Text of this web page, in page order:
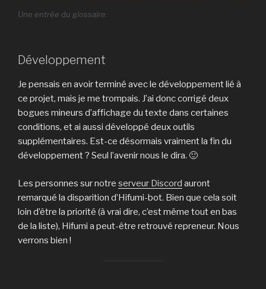
Une entrée du glossaire.
Développement
Je pensais en avoir terminé avec le développement lié à
ce projet, mais je me trompais. J’ai donc corrigé deux
bogues mineurs d’affichage du texte dans certaines
conditions, et ai aussi développé deux outils
supplémentaires. Est-ce désormais vraiment la fin du
développement ? Seul l’avenir nous le dira. 🙂
Les personnes sur notre serveur Discord auront
remarqué la disparition d’Hifumi-bot. Bien que cela soit
loin d’être la priorité (à vrai dire, c’est même tout en bas
de la liste), Hifumi a peut-être retrouvé repreneur. Nous
verrons bien !